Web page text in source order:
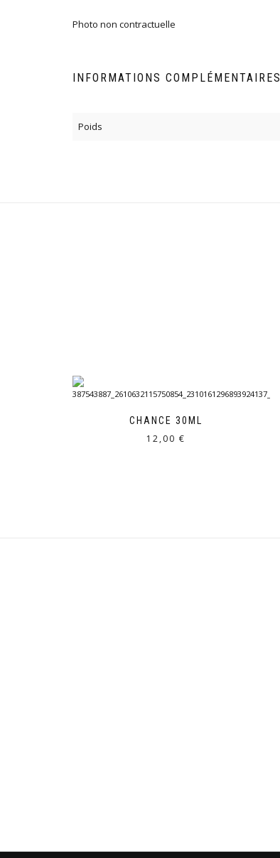
Photo non contractuelle
INFORMATIONS COMPLÉMENTAIRES
Poids
CHANCE 30ML
12,00 €